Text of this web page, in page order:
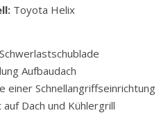
Toyota Helix
Aufbaudach
einer Schnellangriffseinrichtung
auf Dach und Kühlergrill